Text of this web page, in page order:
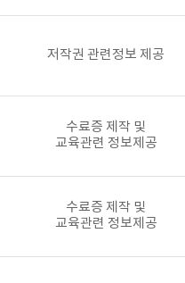
저작권 관련정보 제공
수료증 제작 및
교육관련 정보제공
수료증 제작 및
교육관련 정보제공